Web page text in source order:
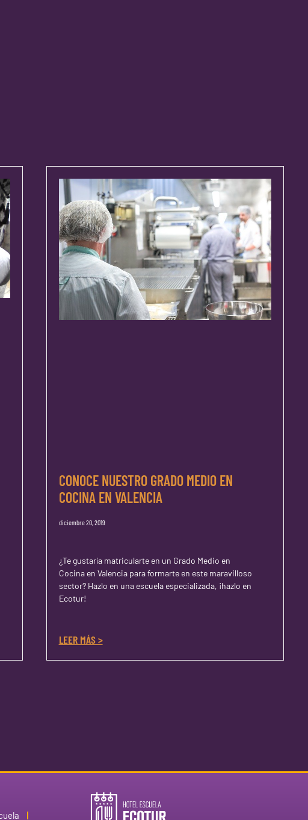
CONOCE NUESTRO GRADO MEDIO EN
COCINA EN VALENCIA
diciembre 20, 2019
¿Te gustaría matricularte en un Grado Medio en
Cocina en Valencia para formarte en este maravilloso
sector? Hazlo en una escuela especializada, ¡hazlo en
Ecotur!
LEER MÁS >